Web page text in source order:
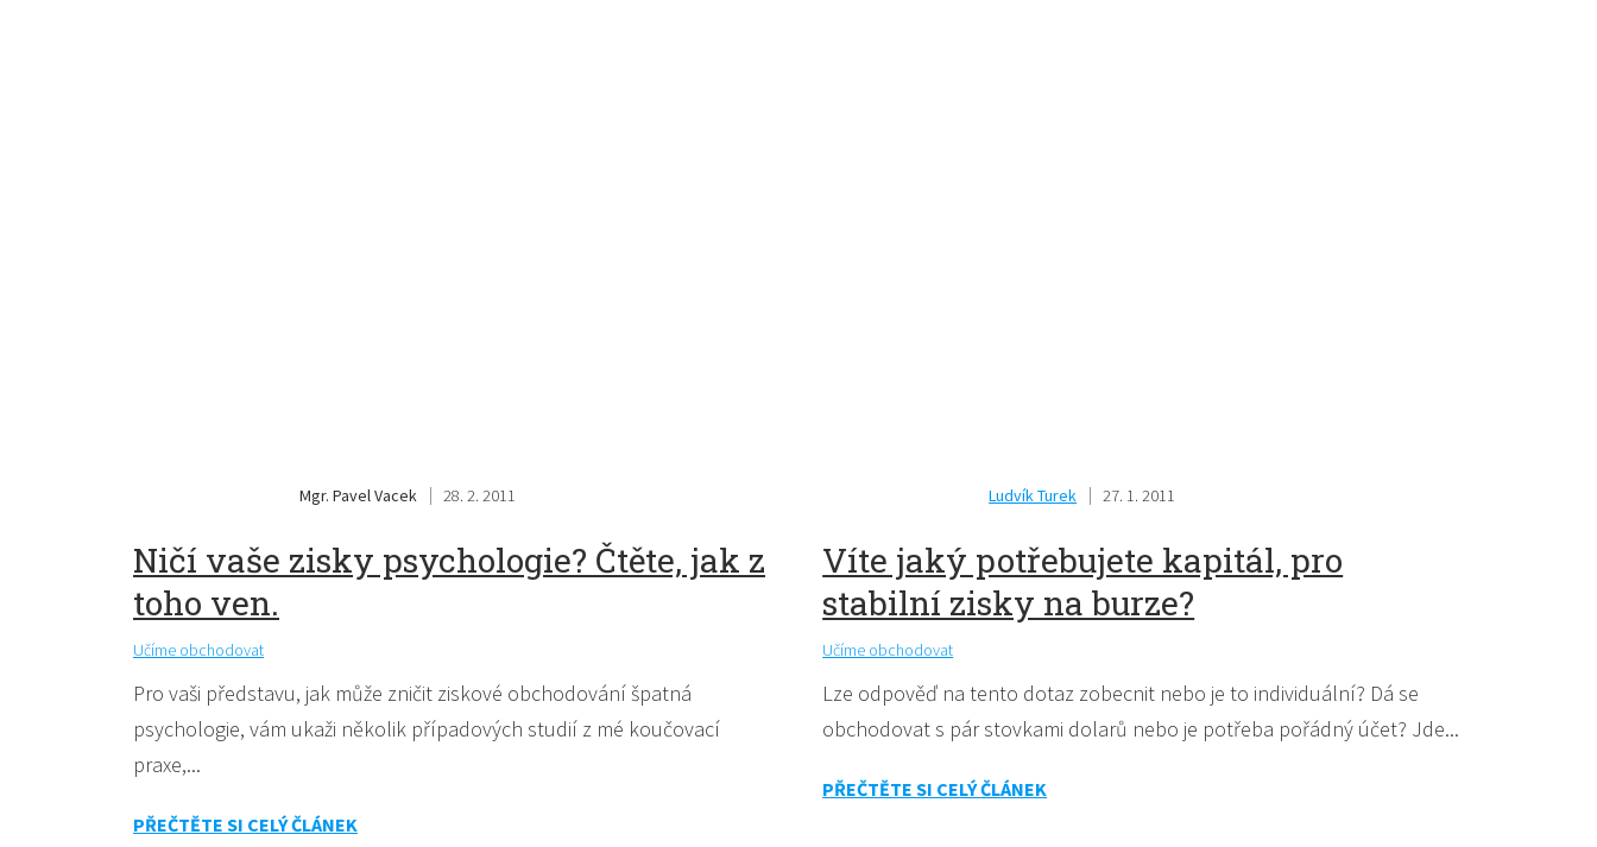
Mgr. Pavel Vacek 28. 2. 2011
Ničí vaše zisky psychologie? Čtěte, jak z
toho ven.
Učíme obchodovat
Pro vaši představu, jak může zničit ziskové obchodování špatná
psychologie, vám ukaži několik případových studií z mé koučovací
praxe,...
PŘEČTĚTE SI CELÝ ČLÁNEK
Ludvík Turek 27. 1. 2011
Víte jaký potřebujete kapitál, pro
stabilní zisky na burze?
Učíme obchodovat
Lze odpověď na tento dotaz zobecnit nebo je to individuální? Dá se
obchodovat s pár stovkami dolarů nebo je potřeba pořádný účet? Jde...
PŘEČTĚTE SI CELÝ ČLÁNEK